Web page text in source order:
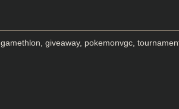
gamethlon giveaway, pokemonvgc